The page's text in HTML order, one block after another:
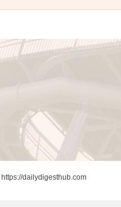
https://dailydigesthub.com